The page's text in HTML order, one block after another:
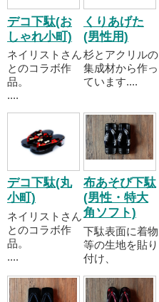
デコ下駄(お
しゃれ小町)
ネイリストさん
とのコラボ作
品。
....
くりあげた
(男性用)
杉とアクリルの
集成材から作っ
ています....
デコ下駄(丸
小町)
ネイリストさん
とのコラボ作
品。
....
布あそび下駄
(男性・特大
角ソフト)
下駄表面に着物
等の生地を貼り
付け、